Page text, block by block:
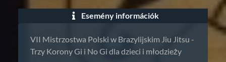
Esemény információk
VII Mistrzostwa Polski w Brazylijskim Jiu Jitsu -
Trzy Korony Gi i No Gi dla dzieci i młodzieży